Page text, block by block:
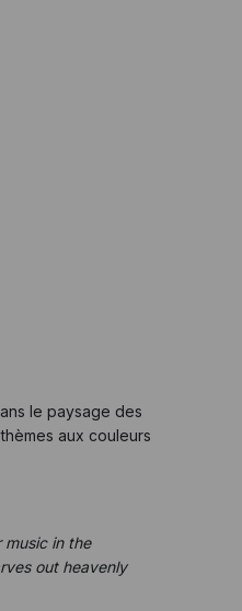
le paysage des
aux couleurs
music in the
out heavenly